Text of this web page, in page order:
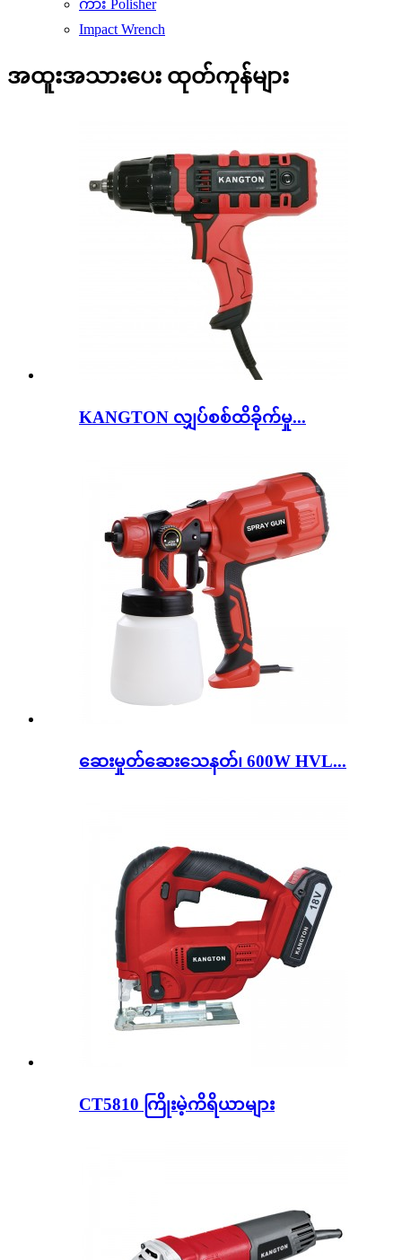
ကား Polisher
Impact Wrench
အထူးအသားပေး ထုတ်ကုန်များ
KANGTON လျှပ်စစ်ထိခိုက်မှု...
ဆေးမှုတ်ဆေးသေနတ်၊ 600W HVL...
CT5810 ကြိုးမဲ့ကိရိယာများ